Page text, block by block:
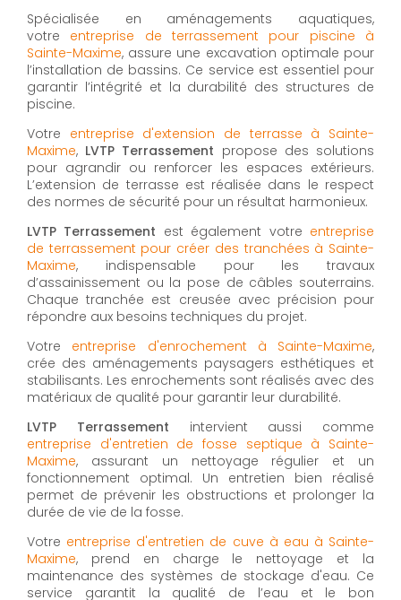
Spécialisée en aménagements aquatiques,
votre entreprise de terrassement pour piscine à
Sainte-Maxime, assure une excavation optimale pour
l’installation de bassins. Ce service est essentiel pour
garantir l’intégrité et la durabilité des structures de
piscine.
Votre entreprise d'extension de terrasse à Sainte-
Maxime, LVTP Terrassement propose des solutions
pour agrandir ou renforcer les espaces extérieurs.
L’extension de terrasse est réalisée dans le respect
des normes de sécurité pour un résultat harmonieux.
LVTP Terrassement est également votre entreprise
de terrassement pour créer des tranchées à Sainte-
Maxime, indispensable pour les travaux
d’assainissement ou la pose de câbles souterrains.
Chaque tranchée est creusée avec précision pour
répondre aux besoins techniques du projet.
Votre entreprise d'enrochement à Sainte-Maxime,
crée des aménagements paysagers esthétiques et
stabilisants. Les enrochements sont réalisés avec des
matériaux de qualité pour garantir leur durabilité.
LVTP Terrassement intervient aussi comme
entreprise d'entretien de fosse septique à Sainte-
Maxime, assurant un nettoyage régulier et un
fonctionnement optimal. Un entretien bien réalisé
permet de prévenir les obstructions et prolonger la
durée de vie de la fosse.
Votre entreprise d'entretien de cuve à eau à Sainte-
Maxime, prend en charge le nettoyage et la
maintenance des systèmes de stockage d'eau. Ce
service garantit la qualité de l’eau et le bon